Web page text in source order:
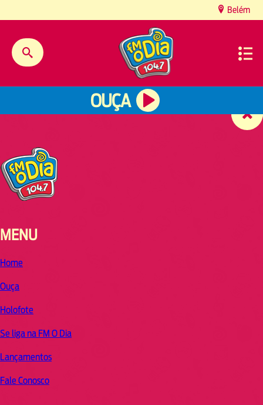
Belém
OUÇA
MENU
Home
Ouça
Holofote
Se liga na FM O Dia
Lançamentos
Fale Conosco